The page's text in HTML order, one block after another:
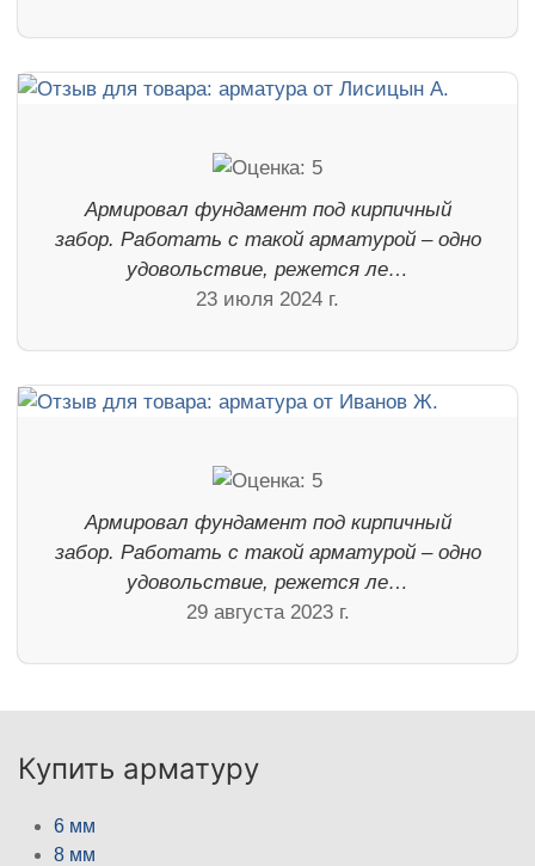
Армировал фундамент под кирпичный
забор. Работать с такой арматурой – одно
удовольствие, режется ле…
23 июля 2024 г.
Армировал фундамент под кирпичный
забор. Работать с такой арматурой – одно
удовольствие, режется ле…
29 августа 2023 г.
Купить арматуру
6 мм
8 мм